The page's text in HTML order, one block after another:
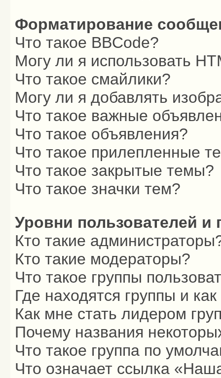
Форматирование
Что такое BBCode?
Могу ли я использовать
Что такое смайлики?
Могу ли я добавлять
Что такое важные
Что такое объявления?
Что такое прилепленные
Что такое закрытые темы?
Что такое значки тем?
Уровни пользователей и
Кто такие
Кто такие модераторы?
Что такое группы
Где находятся группы и
Как мне стать лидером
Почему названия
Что такое группа по
Что означает ссылка